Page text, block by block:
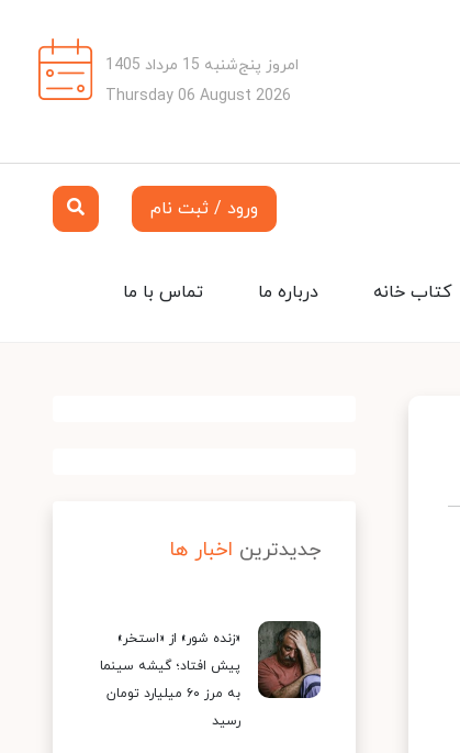
امروز پنج‌شنبه 15 مرداد 1405
Thursday 06 August 2026
ورود / ثبت نام
تماس با ما درباره ما کتاب خانه
جدیدترین اخبار ها
«زنده شور» از «استخر»
پیش افتاد؛ گیشه سینما
به مرز ۶۰ میلیارد تومان
رسید